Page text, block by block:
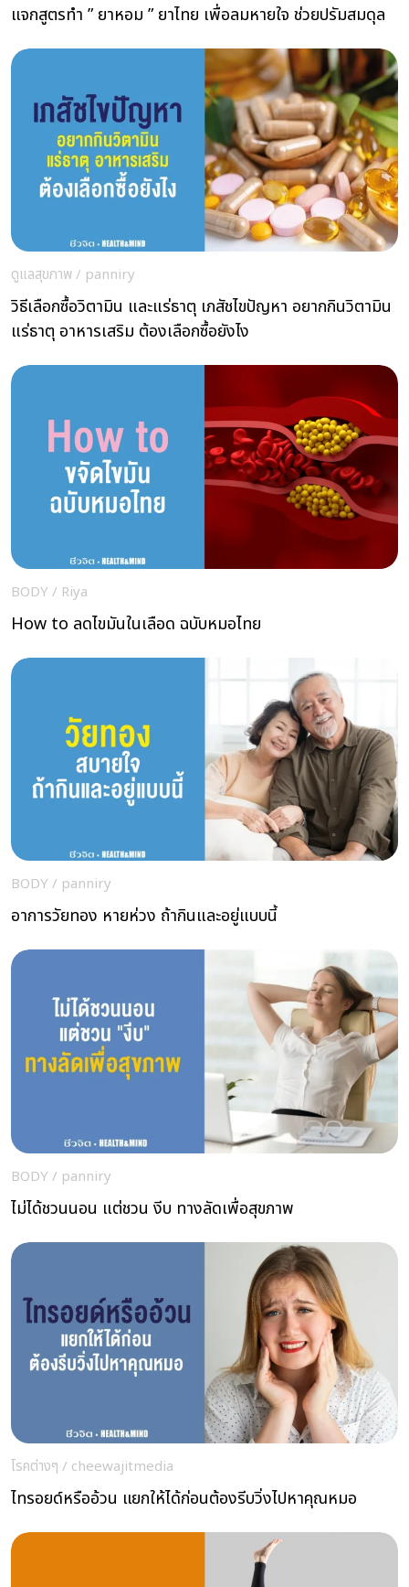
แจกสูตรทำ ” ยาหอม ” ยาไทย เพื่อลมหายใจ ช่วยปรัมสมดุล
ดูแลสุขภาพ/ panniry
วิธีเลือกซื้อวิตามิน และแร่ธาตุ เภสัชไขปัญหา อยากกินวิตามิน
แร่ธาตุ อาหารเสริม ต้องเลือกซื้อยังไง
BODY / Riya
How to ลดไขมันในเลือด ฉบับหมอไทย
BODY / panniry
อาการวัยทอง หายห่วง ถ้ากินและอยู่แบบนี้
BODY / panniry
ไม่ได้ชวนนอน แต่ชวน งีบ ทางลัดเพื่อสุขภาพ
โรคต่างๆ / cheewajitmedia
ไทรอยด์หรืออ้วน แยกให้ได้ก่อนต้องรีบวิ่งไปหาคุณหมอ